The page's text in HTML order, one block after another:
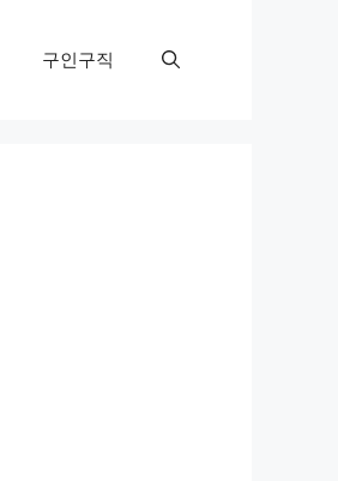
구인구직